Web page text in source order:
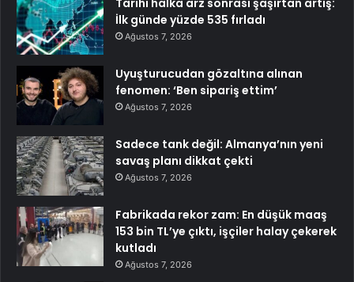
Tarihi halka arz sonrası şaşırtan artış:
İlk günde yüzde 535 fırladı
Ağustos 7, 2026
Uyuşturucudan gözaltına alınan
fenomen: ‘Ben sipariş ettim’
Ağustos 7, 2026
Sadece tank değil: Almanya’nın yeni
savaş planı dikkat çekti
Ağustos 7, 2026
Fabrikada rekor zam: En düşük maaş
153 bin TL’ye çıktı, işçiler halay çekerek
kutladı
Ağustos 7, 2026